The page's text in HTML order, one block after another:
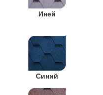
Иней
Синий